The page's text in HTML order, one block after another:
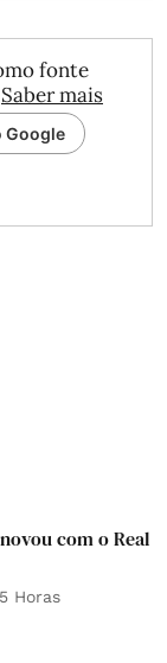
fonte
Saber mais
Google
com o Real
5 Horas